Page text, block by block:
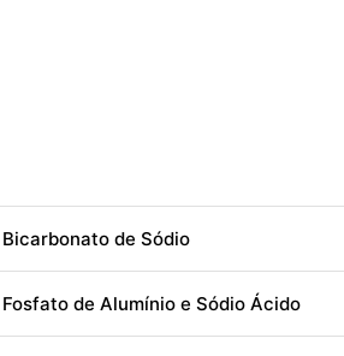
Bicarbonato de Sódio
Fosfato de Alumínio e Sódio Ácido